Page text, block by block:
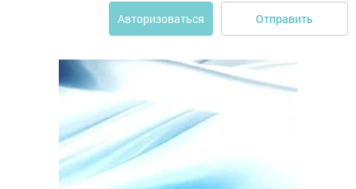
Авторизоваться Отправить